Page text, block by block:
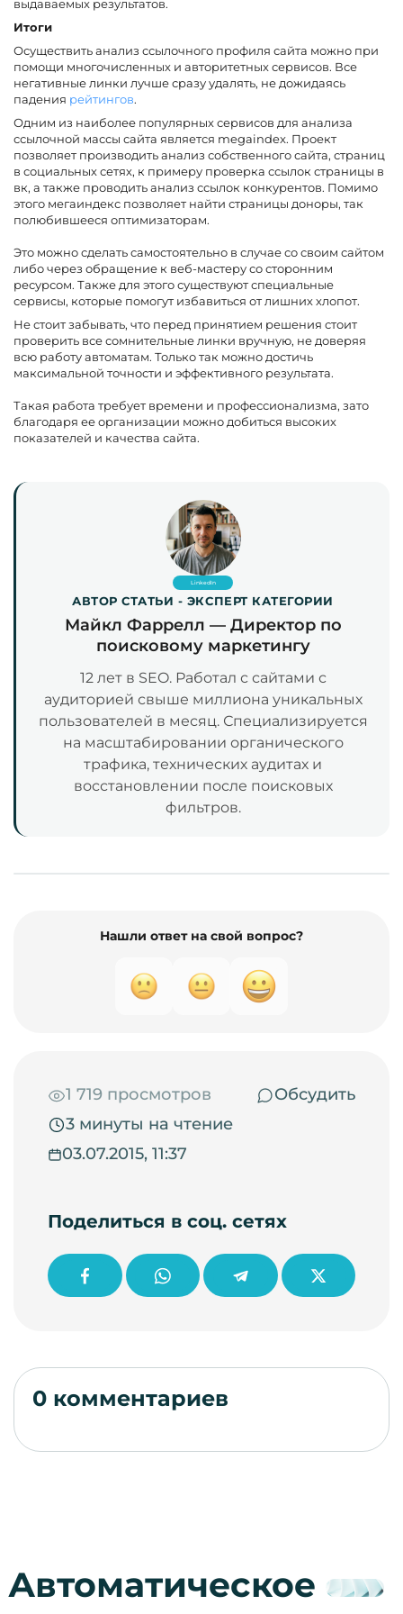
выдаваемых результатов.
Итоги
Осуществить анализ ссылочного профиля сайта можно при
помощи многочисленных и авторитетных сервисов. Все
негативные линки лучше сразу удалять, не дожидаясь
падения рейтингов.
Одним из наиболее популярных сервисов для анализа
ссылочной массы сайта является megaindex. Проект
позволяет производить анализ собственного сайта, страниц
в социальных сетях, к примеру проверка ссылок страницы в
вк, а также проводить анализ ссылок конкурентов. Помимо
этого мегаиндекс позволяет найти страницы доноры, так
полюбившееся оптимизаторам.
Это можно сделать самостоятельно в случае со своим сайтом
либо через обращение к веб-мастеру со сторонним
ресурсом. Также для этого существуют специальные
сервисы, которые помогут избавиться от лишних хлопот.
Не стоит забывать, что перед принятием решения стоит
проверить все сомнительные линки вручную, не доверяя
всю работу автоматам. Только так можно достичь
максимальной точности и эффективного результата.
Такая работа требует времени и профессионализма, зато
благодаря ее организации можно добиться высоких
показателей и качества сайта.
LinkedIn
АВТОР СТАТЬИ - ЭКСПЕРТ КАТЕГОРИИ
Майкл Фаррелл — Директор по
поисковому маркетингу
12 лет в SEO. Работал с сайтами с
аудиторией свыше миллиона уникальных
пользователей в месяц. Специализируется
на масштабировании органического
трафика, технических аудитах и
восстановлении после поисковых
фильтров.
Нашли ответ на свой вопрос?
1 719 просмотров
Обсудить
3 минуты на чтение
03.07.2015, 11:37
Поделиться в соц. сетях
0 комментариев
Автоматическое